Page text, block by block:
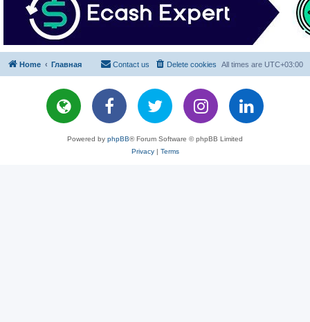
Home Главная All times are UTC+03:00
Delete cookies
Contact us
Powered by phpBB® Forum Software © phpBB Limited
Privacy| Terms